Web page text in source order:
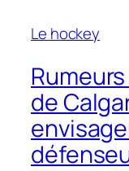
Le hockey
de